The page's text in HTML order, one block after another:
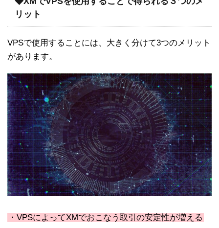
リット
VPSで使用することには、大きく分けて3つのメリット
があります。
・VPSによってXMでおこなう取引の安定性が増える